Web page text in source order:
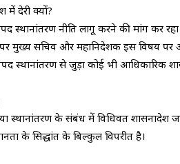
में देरी क्यों?
स्थानांतरण नीति लागू करने की मांग कर
मुख्य सचिव और महानिदेशक इस विषय पर
से जुड़ा कोई भी आधिकारिक
के संबंध में विधिवत शासनादेश
के सिद्धांत के बिल्कुल विपरीत है।